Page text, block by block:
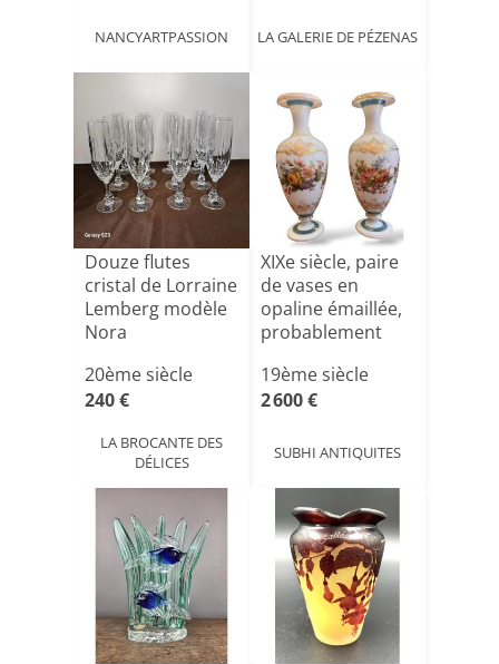
NANCYARTPASSION LA GALERIE DE PÉZENAS
Douze flutes
cristal de Lorraine
Lemberg modèle
Nora
20ème siècle
240 €
LA BROCANTE DES
DÉLICES
XIXe siècle, paire
de vases en
opaline émaillée,
probablement
19ème siècle
2 600 €
SUBHI ANTIQUITES